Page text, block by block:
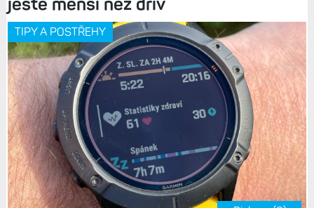
TIPY A POSTŘEHY